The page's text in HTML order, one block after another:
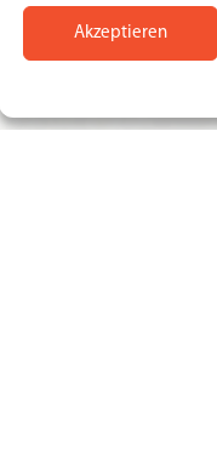
Akzeptieren